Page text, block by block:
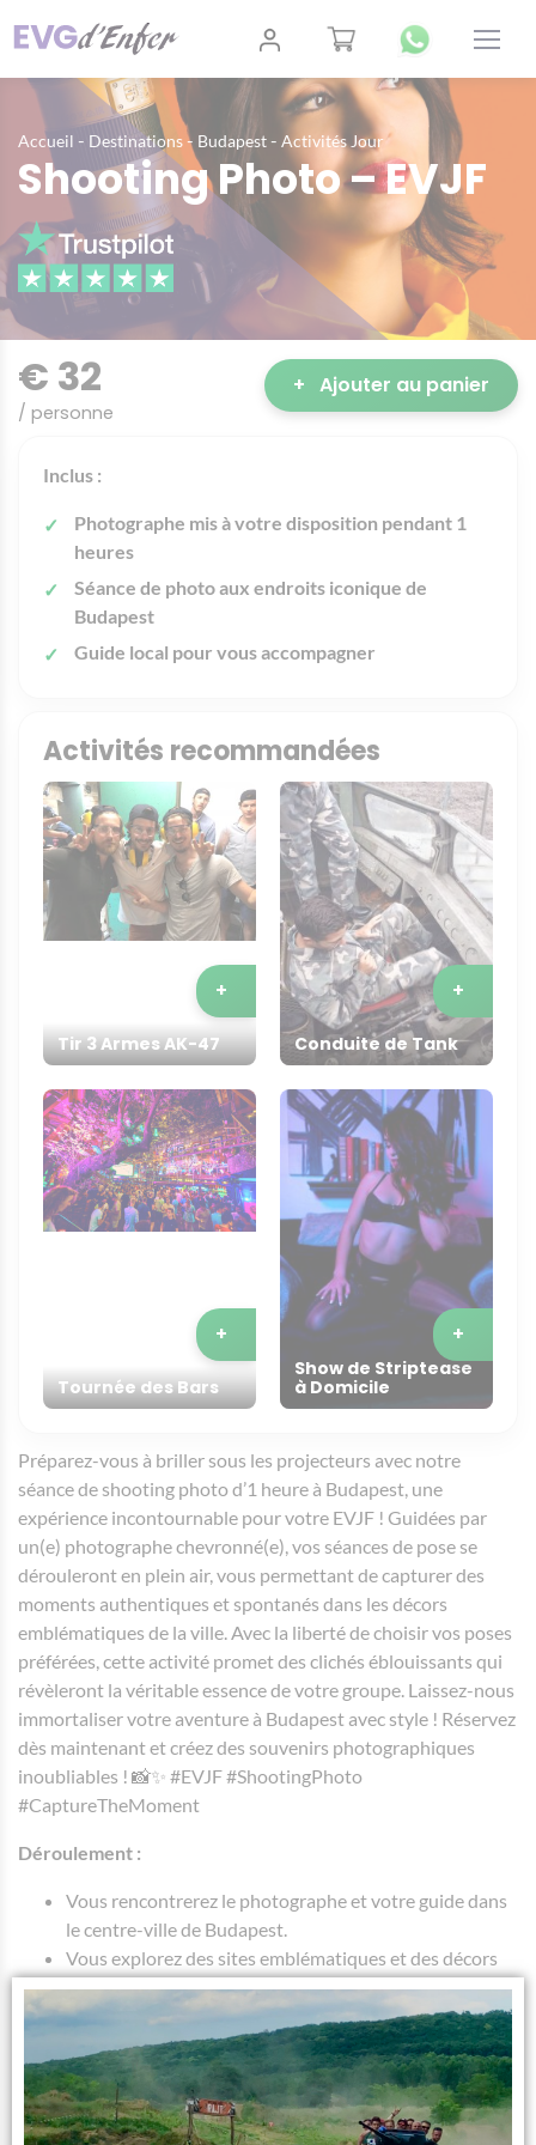
Accueil - Destinations- Budapest- Activités Jour
Shooting Photo – EVJF
€ 32
/ personne
+ Ajouter au panier
Inclus :
Photographe mis à votre disposition pendant 1
heures
Séance de photo aux endroits iconique de
Budapest
Guide local pour vousaccompagner
Activités recommandées
Tir 3 Armes AK-47
+
Conduite de Tank
+
Tournée des Bars
+
Show de Striptease
à Domicile
+
Préparez-vous à briller sous les projecteurs avec notre
séance de shooting photo d’1 heure à Budapest, une
expérience incontournable pour votre EVJF ! Guidées par
un(e) photographe chevronné(e), vos séances de pose se
dérouleront en plein air, vous permettant de capturer des
moments authentiques et spontanés dans les décors
emblématiques de la ville. Avec la liberté de choisir vos poses
préférées, cette activité promet des clichés éblouissants qui
révèleront la véritable essence de votre groupe. Laissez-nous
immortaliser votre aventure à Budapest avec style ! Réservez
dès maintenant et créez des souvenirs photographiques
inoubliables ! 📸✨ #EVJF #ShootingPhoto
#CaptureTheMoment
Déroulement :
Vous rencontrerez le photographe et votre guide dans
le centre-ville de Budapest.
Vous explorez des sites emblématiques et des décors
pittoresques.
Laissez libre cours à votre imagination, pensez à des
poses uniques et spontanées (vous pouvez penser à
avoir une
tenue identiqueou apporter votre bouteille
de champagne pour une touche de glamour et de
célébration ou simplement vous inspirer sur Pinterest).